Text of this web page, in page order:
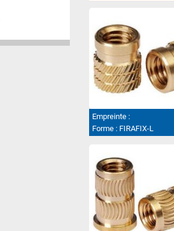
Empreinte :
Forme : FIRAFIX-L